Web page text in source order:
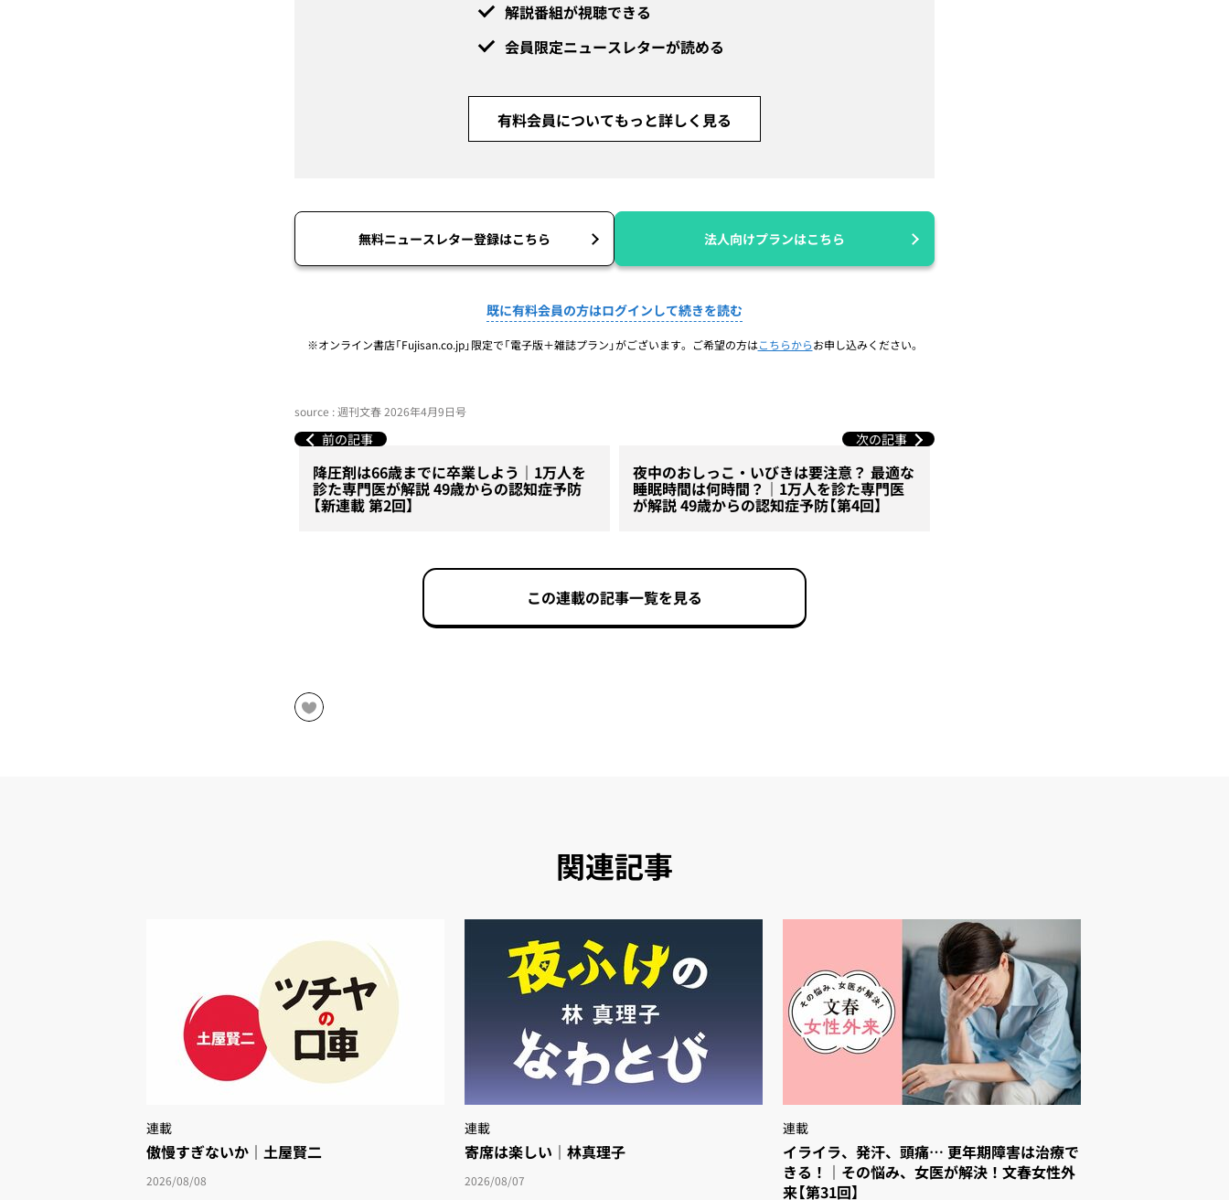
解説番組が視聴できる
会員限定ニュースレターが読める
有料会員についてもっと詳しく見る
無料ニュースレター登録はこちら 法人向けプランはこちら
既に有料会員の方はログインして続きを読む
※オンライン書店「Fujisan.co.jp」限定で「電子版＋雑誌プラン」がございます。ご希望の方はこちらからお申し込みください。
source : 週刊文春 2026年4月9日号
前の記事
降圧剤は66歳までに卒業しよう｜1万人を
診た専門医が解説 49歳からの認知症予防
【新連載 第2回】
次の記事
夜中のおしっこ・いびきは要注意？ 最適な
睡眠時間は何時間？｜1万人を診た専門医
が解説 49歳からの認知症予防【第4回】
この連載の記事一覧を見る
関連記事
連載
傲慢すぎないか｜土屋賢二
2026/08/08
連載
寄席は楽しい｜林真理子
2026/08/07
連載
イライラ、発汗、頭痛… 更年期障害は治療で
きる！｜その悩み、女医が解決！文春女性外
来【第31回】